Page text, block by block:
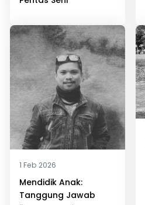
1 Feb 2026
Mendidik Anak:
Tanggung Jawab